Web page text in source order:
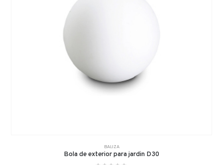
BALIZA
Bola de exterior para jardin D30